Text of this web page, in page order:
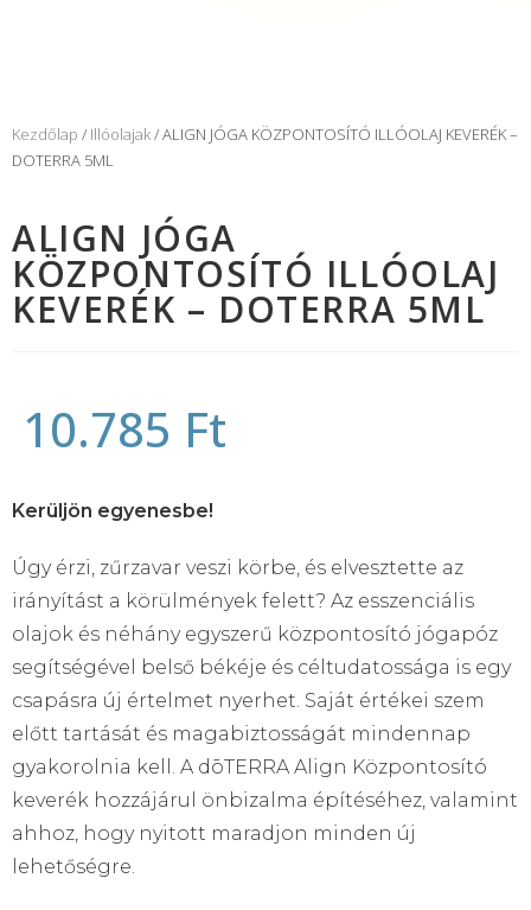
Kezdőlap / Illóolajak/ ALIGN JÓGA KÖZPONTOSÍTÓ ILLÓOLAJ KEVERÉK –
DOTERRA 5ML
ALIGN JÓGA
KÖZPONTOSÍTÓ ILLÓOLAJ
KEVERÉK – DOTERRA 5ML
10.785 Ft
Kerüljön egyenesbe!
Úgy érzi, zűrzavar veszi körbe, és elvesztette az
irányítást a körülmények felett? Az esszenciális
olajok és néhány egyszerű központosító jógapóz
segítségével belső békéje és céltudatossága is egy
csapásra új értelmet nyerhet. Saját értékei szem
előtt tartását és magabiztosságát mindennap
gyakorolnia kell. A dōTERRA Align Központosító
keverék hozzájárul önbizalma építéséhez, valamint
ahhoz, hogy nyitott maradjon minden új
lehetőségre.